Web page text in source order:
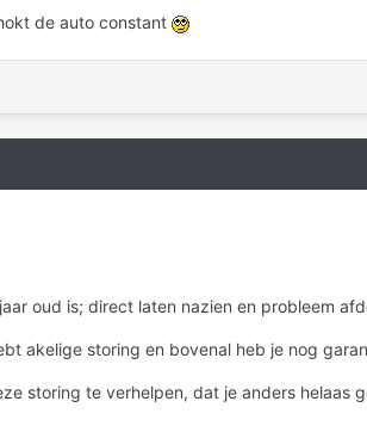
de auto constant
oud is; direct laten nazien en probleem
akelige storing en bovenal heb je nog
storing te verhelpen, dat je anders helaas